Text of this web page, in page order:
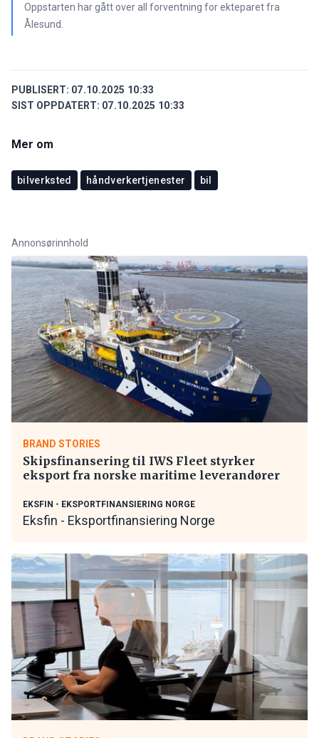
Oppstarten har gått over all forventning for ekteparet fra
Ålesund.
PUBLISERT: 07.10.2025 10:33
SIST OPPDATERT: 07.10.2025 10:33
Mer om
bilverksted håndverkertjenester bil
Annonsørinnhold
BRAND STORIES
Skipsfinansering til IWS Fleet styrker
eksport fra norske maritime leverandører
EKSFIN - EKSPORTFINANSIERING NORGE
Eksfin - Eksportfinansiering Norge